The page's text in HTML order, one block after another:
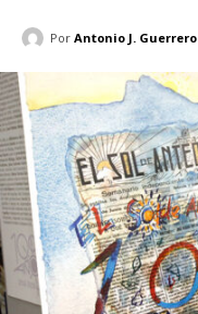
Por Antonio J. Guerrero